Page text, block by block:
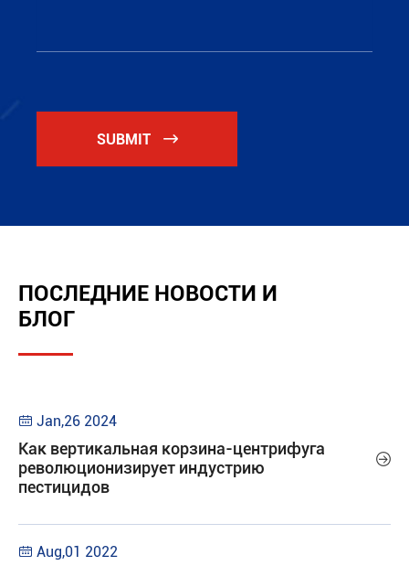
SUBMIT 
ПОСЛЕДНИЕ НОВОСТИ И
БЛОГ
 Jan,26 2024
Как вертикальная корзина-центрифуга
революционизирует индустрию
пестицидов

 Aug,01 2022